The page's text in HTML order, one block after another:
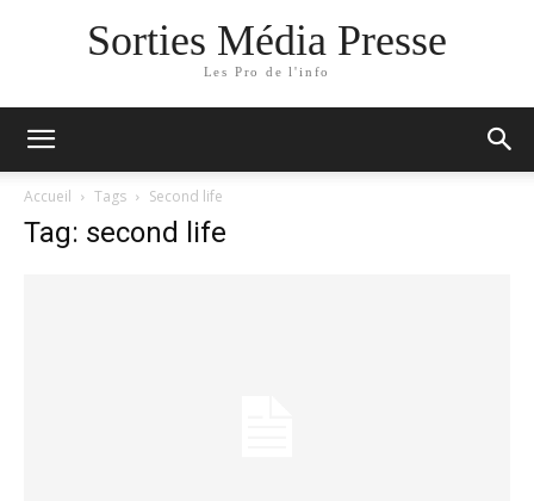
Sorties Média Presse
Les Pro de l'info
Accueil Tags Second life
Tag: second life